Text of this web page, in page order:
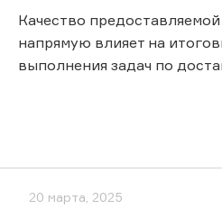
Качество
напрямую влияет на
выполнения задач по
20 марта, 2025